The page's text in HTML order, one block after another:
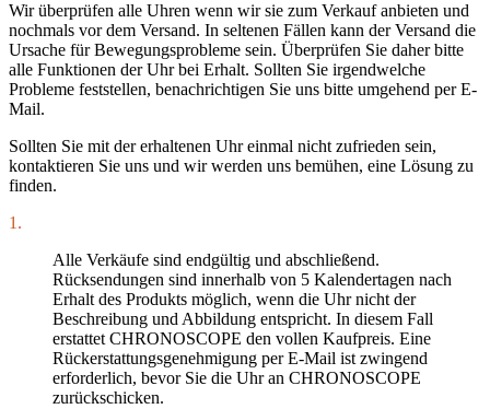
Wir überprüfen alle Uhren wenn wir sie zum Verkauf anbieten und
nochmals vor dem Versand. In seltenen Fällen kann der Versand die
Ursache für Bewegungsprobleme sein. Überprüfen Sie daher bitte
alle Funktionen der Uhr bei Erhalt. Sollten Sie irgendwelche
Probleme feststellen, benachrichtigen Sie uns bitte umgehend per E-
Mail.
Sollten Sie mit der erhaltenen Uhr einmal nicht zufrieden sein,
kontaktieren Sie uns und wir werden uns bemühen, eine Lösung zu
finden.
1.
Alle Verkäufe sind endgültig und abschließend.
Rücksendungen sind innerhalb von 5 Kalendertagen nach
Erhalt des Produkts möglich, wenn die Uhr nicht der
Beschreibung und Abbildung entspricht. In diesem Fall
erstattet CHRONOSCOPE den vollen Kaufpreis. Eine
Rückerstattungsgenehmigung per E-Mail ist zwingend
erforderlich, bevor Sie die Uhr an CHRONOSCOPE
zurückschicken.